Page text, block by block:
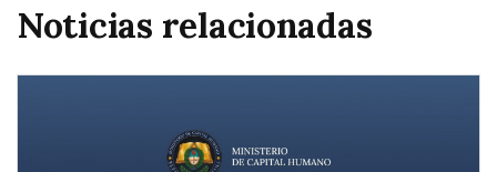
Noticias relacionadas